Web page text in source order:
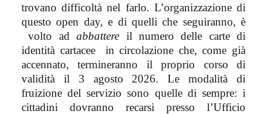
trovano difficoltà nel farlo. L’organizzazione di
questo open day, e di quelli che seguiranno, è
volto adabbattere il numero delle carte di
identità cartacee
in circolazione che, come già
accennato, termineranno il proprio corso di
validità il 3 agosto 2026. Le modalità di
fruizione del servizio sono quelle di sempre: i
cittadini dovranno recarsi presso l’Ufficio